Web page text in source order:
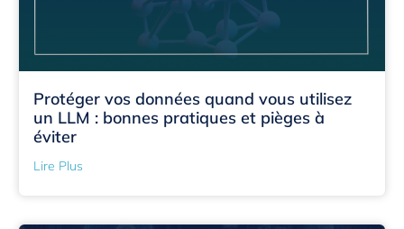
Protéger vos données quand vous utilisez
un LLM : bonnes pratiques et pièges à
éviter
Lire Plus